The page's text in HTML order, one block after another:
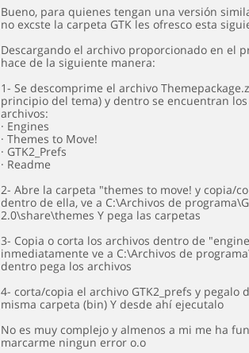
Bueno, para quienes tengan una versión
no excste la carpeta GTK les ofresco esta
Descargando el archivo proporcionado en el
hace de la siguiente manera:
1- Se descomprime el archivo
principio del tema) y dentro se encuentran
archivos:
· Engines
· Themes to Move!
· GTK2_Prefs
· Readme
2- Abre la carpeta "themes to move! y copia/
dentro de ella, ve a C:\Archivos de
2.0\share\themes Y pega las carpetas
3- Copia o corta los archivos dentro de
inmediatamente ve a C:\Archivos de
dentro pega los archivos
4- corta/copia el archivo GTK2_prefs y pegalo
misma carpeta (bin) Y desde ahí ejecutalo
No es muy complejo y almenos a mi me ha
marcarme ningun error o.o